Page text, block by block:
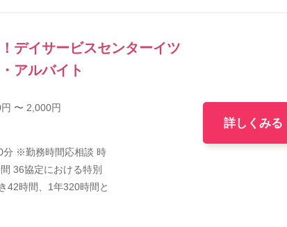
デイサービスセンターイツ
アルバイト
〜 2,000円
分 ※勤務時間応相談 時
36協定における特別
42時間、1年320時間と
詳しくみる